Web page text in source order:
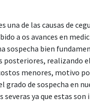
una de las causas de
a os avances en
sospecha bien
posteriores, realizando
menores, motivo
grado de sospecha en
ya que estas